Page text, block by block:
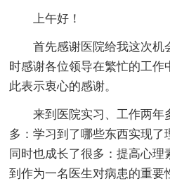
上午好！
首先感谢医院给我这次机
时感谢各位领导在繁忙的工作
此表示衷心的感谢。
来到医院实习、工作两年
多：学习到了哪些东西实现了
同时也成长了很多：提高心理
到作为一名医生对病患的重要